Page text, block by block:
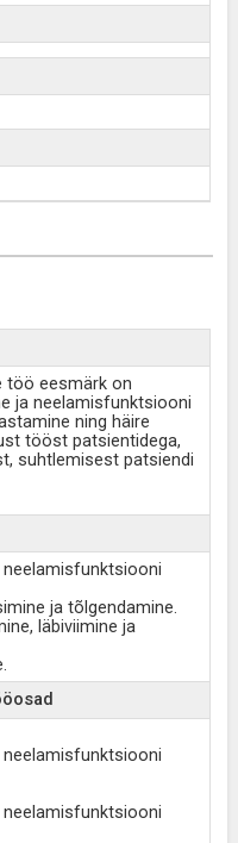
töö eesmärk on
ja neelamisfunktsiooni
ning häire
tööst patsientidega,
suhtlemisest patsiendi
ja tõlgendamine.
läbiviimine ja